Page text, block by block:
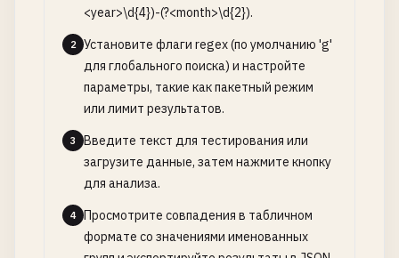
<year>\d{4})-(?<month>\d{2}).
2
Установите флаги regex (по умолчанию 'g'
для глобального поиска) и настройте
параметры, такие как пакетный режим
или лимит результатов.
3
Введите текст для тестирования или
загрузите данные, затем нажмите кнопку
для анализа.
4
Просмотрите совпадения в табличном
формате со значениями именованных